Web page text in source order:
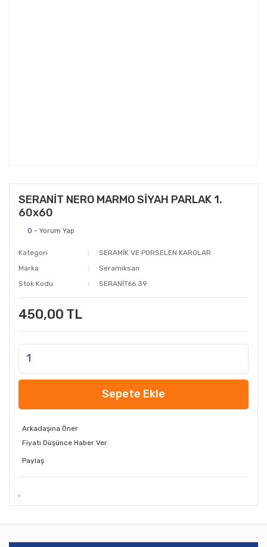
SERANİT NERO MARMO SİYAH PARLAK 1.
60x60
0 - Yorum Yap
Kategori
SERAMİK VE PORSELEN KAROLAR
Marka
Seramiksan
Stok Kodu
SERANİT66 39
450,00 TL
Sepete Ekle
Arkadaşına Öner
Fiyatı Düşünce Haber Ver
Paylaş